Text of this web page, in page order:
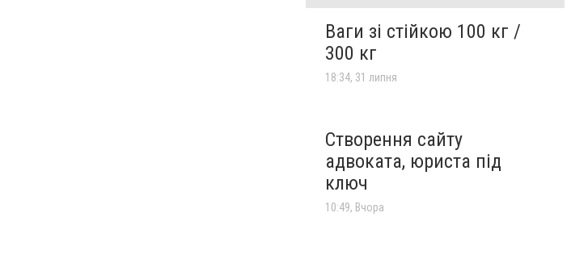
Ваги зі стійкою 100 кг /
300 кг
18:34, 31 липня
Створення сайту
адвоката, юриста під
ключ
10:49, Вчора